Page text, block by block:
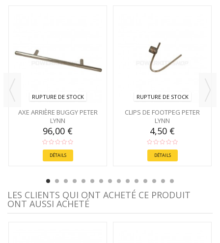
RUPTURE DE STOCK
AXE ARRIÈRE BUGGY PETER
LYNN
96,00 €
DÉTAILS
RUPTURE DE STOCK
CLIPS DE FOOTPEG PETER
LYNN
4,50 €
DÉTAILS
LES CLIENTS QUI ONT ACHETÉ CE PRODUIT
ONT AUSSI ACHETÉ